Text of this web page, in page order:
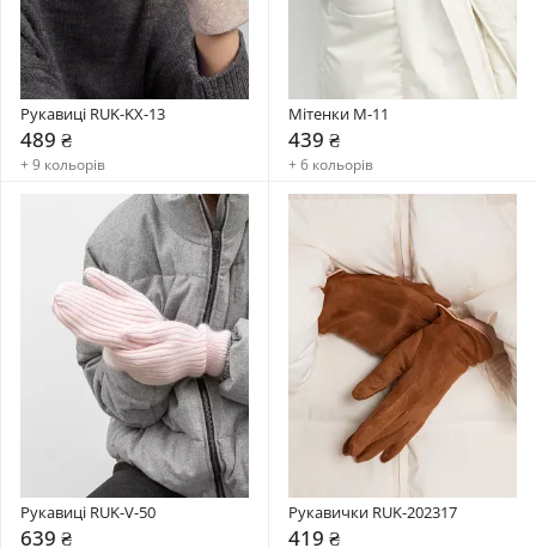
Рукавиці RUK-KX-13
489 ₴
+ 9 кольорів
Мітенки M-11
439 ₴
+ 6 кольорів
Рукавиці RUK-V-50
639 ₴
Рукавички RUK-202317
419 ₴